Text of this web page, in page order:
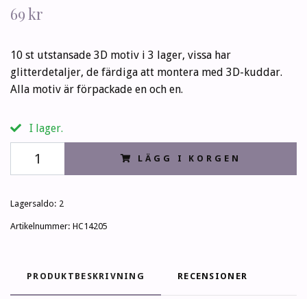
69 kr
10 st utstansade 3D motiv i 3 lager, vissa har
glitterdetaljer, de färdiga att montera med 3D-kuddar.
Alla motiv är förpackade en och en.
I lager.
LÄGG I KORGEN
Lagersaldo: 2
Artikelnummer: HC14205
PRODUKTBESKRIVNING RECENSIONER